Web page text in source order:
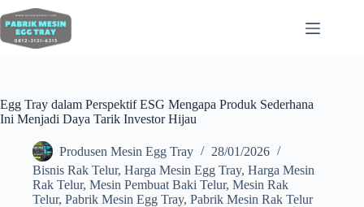
Egg Tray dalam Perspektif ESG Mengapa Produk Sederhana
Ini Menjadi Daya Tarik Investor Hijau
Produsen Mesin Egg Tray
28/01/2026
Bisnis Rak Telur, Harga Mesin Egg Tray, Harga Mesin
Rak Telur, Mesin Pembuat Baki Telur, Mesin Rak
Telur, Pabrik Mesin Egg Tray, Pabrik Mesin Rak Telur